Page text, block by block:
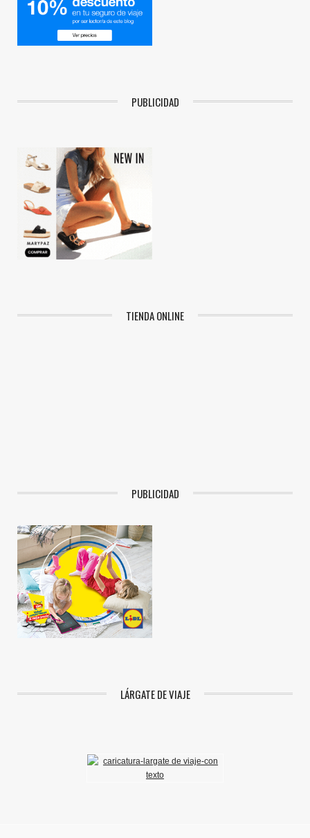
PUBLICIDAD
TIENDA ONLINE
PUBLICIDAD
LÁRGATE DE VIAJE